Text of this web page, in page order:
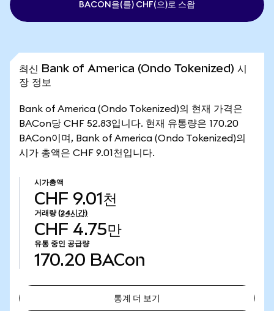
BACON을(를) CHF(으)로 스왑
최신 Bank of America (Ondo Tokenized) 시
장 정보
Bank of America (Ondo Tokenized)의 현재 가격은
BACon당 CHF 52.83입니다. 현재 유통량은 170.20
BACon이며, Bank of America (Ondo Tokenized)의
시가 총액은 CHF 9.01천입니다.
시가총액
CHF 9.01천
거래량 (24시간)
CHF 4.75만
유통 중인 공급량
170.20 BACon
통계 더 보기